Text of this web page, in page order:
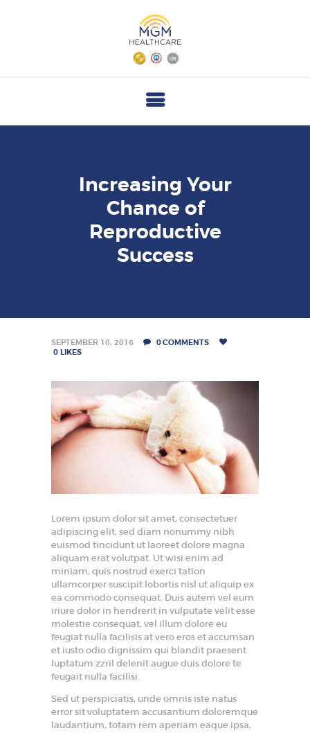
Increasing Your
Chance of
Reproductive
Success
M
HOME
REBUILD HERNIA
SURGERY
BARIATRICS
PROCTOLOGY
OUR DOCTORS
SEPTEMBER 10, 2016 0COMMENTS
0 LIKES
Lorem ipsum dolor sit amet, consectetuer
adipiscing elit, sed diam nonummy nibh
euismod tincidunt ut laoreet dolore magna
aliquam erat volutpat. Ut wisi enim ad
miniam, quis nostrud exerci tation
ullamcorper suscipit lobortis nisl ut aliquip ex
ea commodo consequat. Duis autem vel eum
iriure dolor in hendrerit in vulputate velit esse
molestie consequat, vel illum dolore eu
feugiat nulla facilisis at vero eros et accumsan
et iusto odio dignissim qui blandit praesent
luptatum zzril delenit augue duis dolore te
feugait nulla facilisi.
Sed ut perspiciatis, unde omnis iste natus
error sit voluptatem accusantium doloremque
laudantium, totam rem aperiam eaque ipsa,